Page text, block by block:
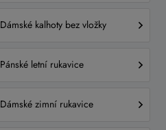
Dámské kalhoty bez vložky
Pánské letní rukavice
Dámské zimní rukavice